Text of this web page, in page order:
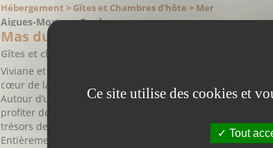
Hébergement > Gîtes et Chambres d'hôte > Mer
Aigues-Mortes - Gard
Mas du Figuier
Gîtes et chambres d’hôtes au cœur de la petite Camargue
Viviane et Philippe vous accueillent dans leur belle
cœur de la petite Camargue.
Autour d’un Mas du 18ème siècle, dans un cadre
profiter de la tranquillité des lieux et de son
trésors de la région.
Entièrement ...
Ce site utilise des cookies et
Tout